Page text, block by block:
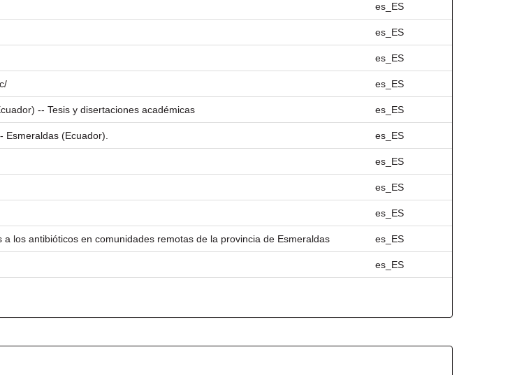
es_ES
es_ES
es_ES
es_ES
-- Tesis y disertaciones académicas es_ES
(Ecuador). es_ES
es_ES
es_ES
es_ES
los antibióticos en comunidades remotas de la provincia de Esmeraldas es_ES
es_ES